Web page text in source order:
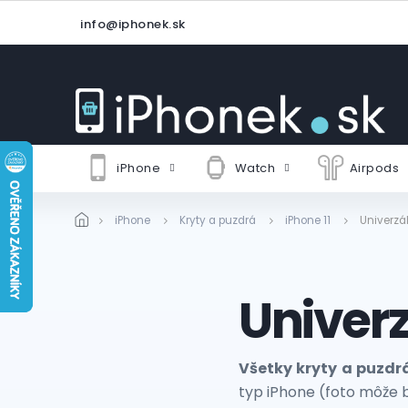
obsah
info@iphonek.sk
iPhone Watch Airpods
iPhone Kryty a puzdrá iPhone 11
Všetky kryty a
typ iPhone (foto môže